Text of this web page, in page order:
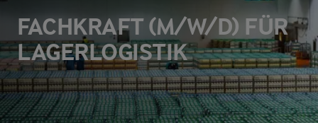
FACHKRAFT (M/W/D) FÜR
LAGERLOGISTIK